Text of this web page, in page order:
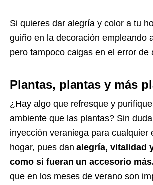
Si quieres dar alegría y color a tu
guiño en la decoración empleando
pero tampoco caigas en el error de
Plantas, plantas y más
¿Hay algo que refresque y purifique
ambiente que las plantas? Sin
inyección veraniega para cualquier
hogar, pues dan alegría, vitalidad
como si fueran un accesorio más.
que en los meses de verano son